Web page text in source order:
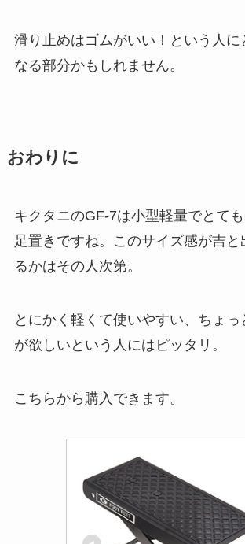
滑り止めはゴムがいい！という人に
なる部分かもしれません。
おわりに
キクタニのGF-7は小型軽量でとて
足置きですね。このサイズ感が吉と
るかはその人次第。
とにかく軽くて使いやすい、ちょっ
が欲しいという人にはピッタリ。
こちらから購入できます。